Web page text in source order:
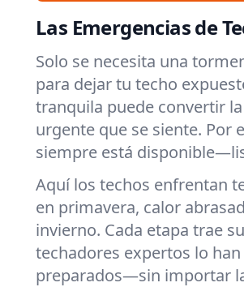
Las Emergencias de
Solo se necesita una
para dejar tu techo
tranquila puede convertir
urgente que se siente. Por
siempre está
Aquí los techos enfrentan
en primavera, calor
invierno. Cada etapa trae
techadores expertos lo
preparados—sin importar